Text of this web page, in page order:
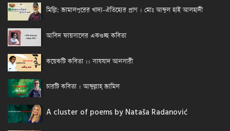
মিল্লি: জামালপুরের খাদ্য-ঐতিহ্যের প্রাণ । মোঃ আব্দুল হাই আলহাদী
আবিদ ফায়সালের একগুচ্ছ কবিতা
কয়েকটি কবিতা ।। সাযযাদ আনসারী
চারটি কবিতা । আব্দুল্লাহ্ জামিল
A cluster of poems by Nataša Radanović